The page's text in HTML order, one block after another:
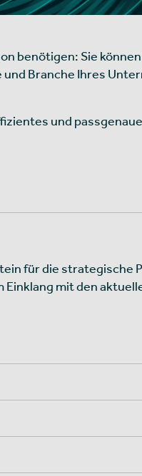
benötigen: Sie
Branche Ihres
und
für die strategische
mit den